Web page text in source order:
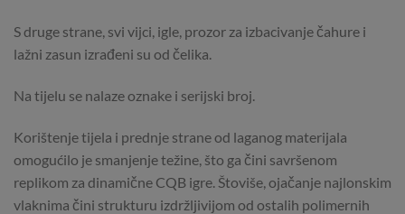
S druge strane, svi vijci, igle, prozor za izbacivanje čahure i
lažni zasun izrađeni su od čelika.
Na tijelu se nalaze oznake i serijski broj.
Korištenje tijela i prednje strane od laganog materijala
omogućilo je smanjenje težine, što ga čini savršenom
replikom za dinamične CQB igre. Štoviše, ojačanje najlonskim
vlaknima čini strukturu izdržljivijom od ostalih polimernih